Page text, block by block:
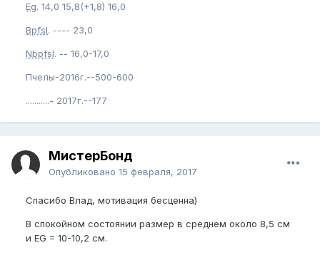
Eg. 14,0 15,8(+1,8) 16,0
Bpfsl. ---- 23,0
Nbpfsl. -- 16,0-17,0
Пчелы-2016г.--500-600
...........- 2017г.--177
МистерБонд
Опубликовано 15 февраля, 2017
Спасибо Влад, мотивация бесценна)
В спокойном состоянии размер в среднем около 8,5 см
и EG = 10-10,2 см.